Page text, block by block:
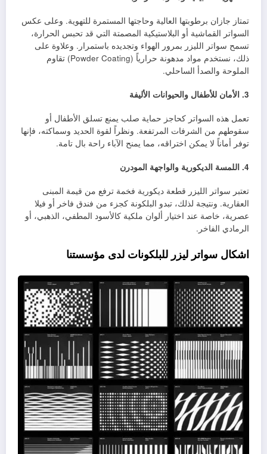
تمتاز جازان برطوبتها العالية وحاجتها المستمرة للتهوية. وعلى عكس
السواتر القماشية أو البلاستيكية المصمتة التي قد تحبس الحرارة،
تسمح سواتر الليزر بمرور الهواء وتجديده باستمرار. وعلاوة على
ذلك، نستخدم مواد مدهونة حرارياً (Powder Coating) تقاوم
الملوحة والصدأ الساحلي.
3. الأمان للأطفال والحيوانات الأليفة
تعمل هذه السواتر كحاجز حماية صلب يمنع تسلق الأطفال أو
سقوطهم من الشرفات المرتفعة. ونظراً لقوة الحديد وسماكته، فإنها
توفر أماناً لا يمكن اختراقه، مما يمنح الآباء راحة بال تامة.
4. اللمسة الديكورية والواجهة المودرن
تعتبر سواتر الليزر قطعة ديكورية فخمة ترفع من قيمة المبنى
العقارية. ونتيجة لذلك، تبدو البلكونة كجزء من فندق فاخر أو فيلا
عصرية، خاصة عند اختيار ألوان ملكية كالأسود المطفي، الذهبي، أو
الرمادي الفاخر.
اشكال سواتر ليزر للبلكونات لدى مؤسستنا